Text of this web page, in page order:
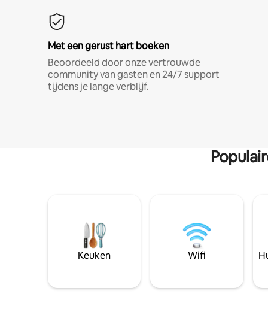
Met een gerust hart boeken
Beoordeeld door onze vertrouwde
community van gasten en 24/7 support
tijdens je lange verblijf.
Keuken Wifi